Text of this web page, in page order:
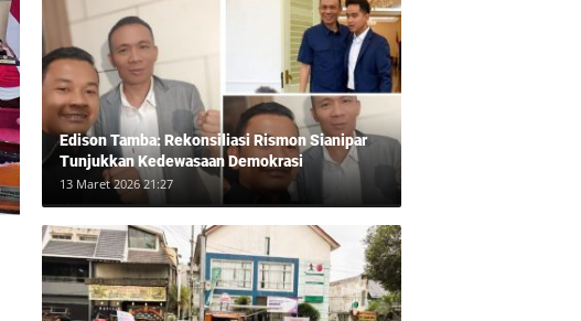
Edison Tamba: Rekonsiliasi Rismon Sianipar
Tunjukkan Kedewasaan Demokrasi
13 Maret 2026 21:27